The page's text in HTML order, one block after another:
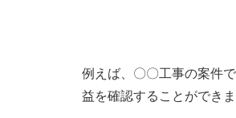
例えば、〇〇工事の案件
益を確認することができま